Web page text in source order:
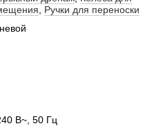
Ручки для переноски
В~, 50 Гц